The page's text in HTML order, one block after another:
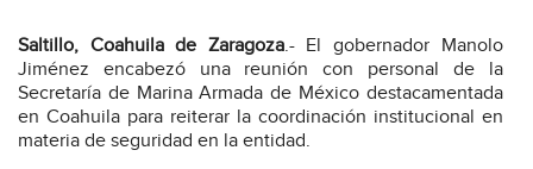
Saltillo, Coahuila de Zaragoza.- El gobernador Manolo
Jiménez encabezó una reunión con personal de la
Secretaría de Marina Armada de México destacamentada
en Coahuila para reiterar la coordinación institucional en
materia de seguridad en la entidad.